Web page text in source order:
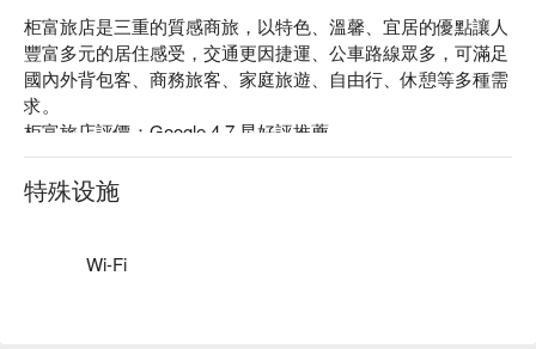
柜富旅店是三重的質感商旅，以特色、溫馨、宜居的優點讓人
豐富多元的居住感受，交通更因捷運、公車路線眾多，可滿足
國內外背包客、商務旅客、家庭旅遊、自由行、休憩等多種需
求。
柜富旅店評價：Google 4.7 星好評推薦。
柜富旅店推薦：位置近三和夜市、三重空軍一村等景點，步行
8 分鐘即可抵達。
柜富旅店優惠、柜富旅店住宿方案、柜富旅店休息方案立刻查
特殊设施
Wi-Fi